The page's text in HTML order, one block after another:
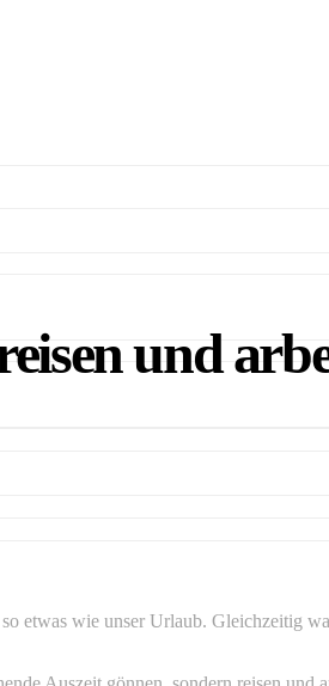
und
etwas wie unser Urlaub. Gleichzeitig